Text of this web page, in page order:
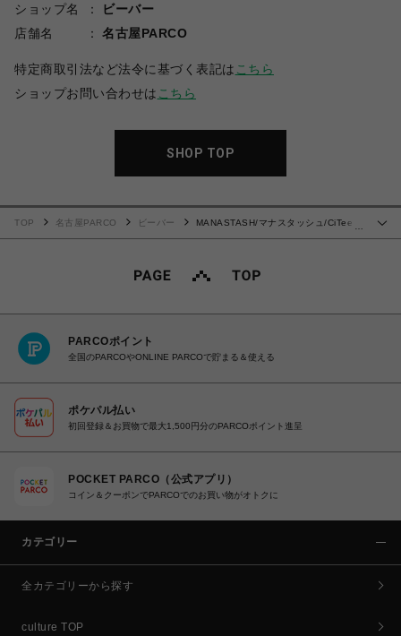
ショップ名
ビーバー
店舗名
名古屋PARCO
特定商取引法など法令に基づく表記は こちら
ショップお問い合わせは こちら
SHOP TOP
…
TOP 名古屋PARCO ビーバー
MANASTASH/マナスタッシュ/CiTee
PARCOポイント
全国のPARCOやONLINE PARCOで貯まる＆使える
ポケパル払い
初回登録＆お買物で最大1,500円分のPARCOポイント進呈
POCKET PARCO（公式アプリ）
コイン＆クーポンでPARCOでのお買い物がオトクに
カテゴリー
全カテゴリーから探す
culture TOP